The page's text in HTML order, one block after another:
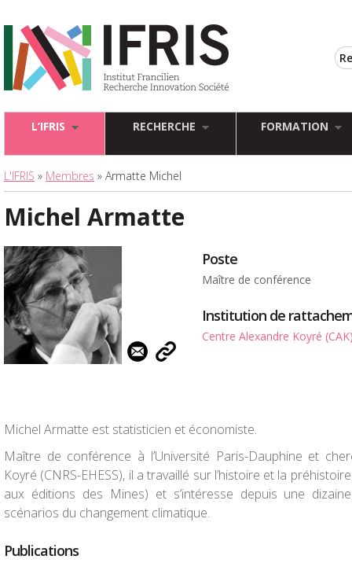
L’IFRIS RECHERCHE FORMATION
L'IFRIS » Membres » Armatte Michel
Michel Armatte
Poste
Maître de conférence
Institution de
Centre Alexandre Koyré
Michel Armatte est statisticien et économiste.
Maître de conférence à l’Université Paris-Dauphine et
Koyré (CNRS-EHESS), il a travaillé sur l’histoire et la
aux éditions des Mines) et s’intéresse depuis une
scénarios du changement climatique.
Publications